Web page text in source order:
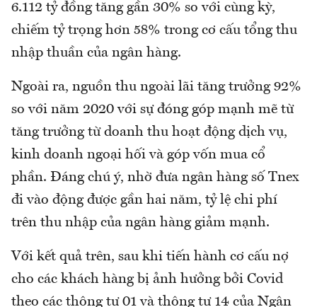
6.112 tỷ đồng tăng gần 30% so với cùng kỳ,
chiếm tỷ trọng hơn 58% trong cơ cấu tổng thu
nhập thuần của ngân hàng.
Ngoài ra, nguồn thu ngoài lãi tăng trưởng 92%
so với năm 2020 với sự đóng góp mạnh mẽ từ
tăng trưởng từ doanh thu hoạt động dịch vụ,
kinh doanh ngoại hối và góp vốn mua cổ
phần. Đáng chú ý, nhờ đưa ngân hàng số Tnex
đi vào động được gần hai năm, tỷ lệ chi phí
trên thu nhập của ngân hàng giảm mạnh.
Với kết quả trên, sau khi tiến hành cơ cấu nợ
cho các khách hàng bị ảnh hưởng bởi Covid
theo các thông tư 01 và thông tư 14 của Ngân